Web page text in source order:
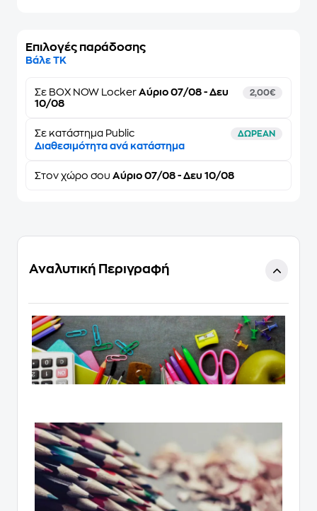
Επιλογές παράδοσης
Βάλε ΤΚ
Σε BOX NOW Locker Αύριο 07/08 - Δευ
10/08
2,00€
Σε κατάστημα Public ΔΩΡΕΑΝ
Διαθεσιμότητα ανά κατάστημα
Στον χώρο σου Αύριο 07/08 - Δευ 10/08
Αναλυτική Περιγραφή